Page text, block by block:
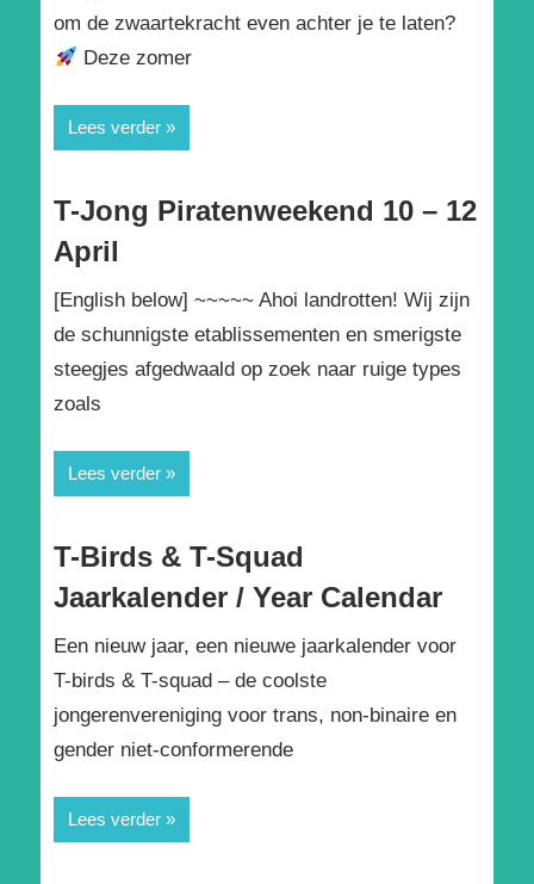
om de zwaartekracht even achter je te laten?
Deze zomer
Lees verder
T-Jong Piratenweekend 10 – 12
April
[English below] ~~~~~ Ahoi landrotten! Wij zijn
de schunnigste etablissementen en smerigste
steegjes afgedwaald op zoek naar ruige types
zoals
Lees verder
T-Birds & T-Squad
Jaarkalender / Year Calendar
Een nieuw jaar, een nieuwe jaarkalender voor
T-birds & T-squad – de coolste
jongerenvereniging voor trans, non-binaire en
gender niet-conformerende
Lees verder